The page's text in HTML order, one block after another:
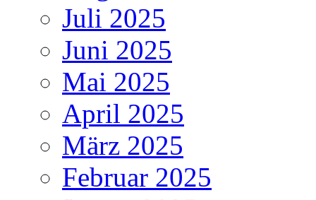
Juli 2025
Juni 2025
Mai 2025
April 2025
März 2025
Februar 2025